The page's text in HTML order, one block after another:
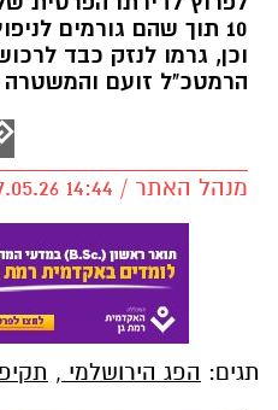
10 תוך שהם גורמים
וכן, גרמו לנזק כבד
הרמטכ"ל זועם
מנהל האתר / 14:44 27.05.26
תגים: הפג הירושלמי ,